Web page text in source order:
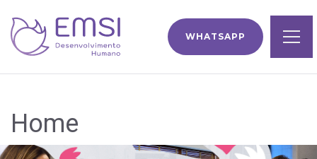
WHATSAPP
Home